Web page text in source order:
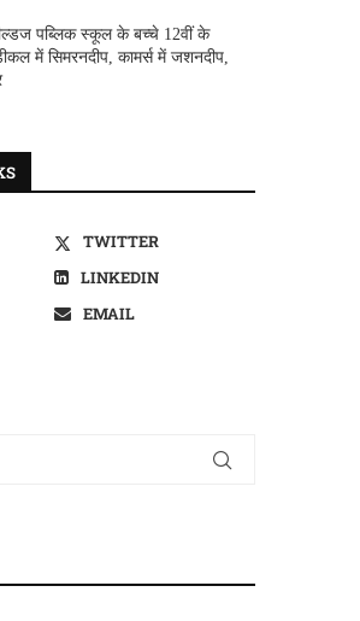
पब्लिक स्कूल के बच्चे 12वीं के
में सिमरनदीप, कामर्स में जशनदीप,
TWITTER
LINKEDIN
EMAIL